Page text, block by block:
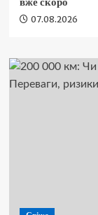
07.08.2026